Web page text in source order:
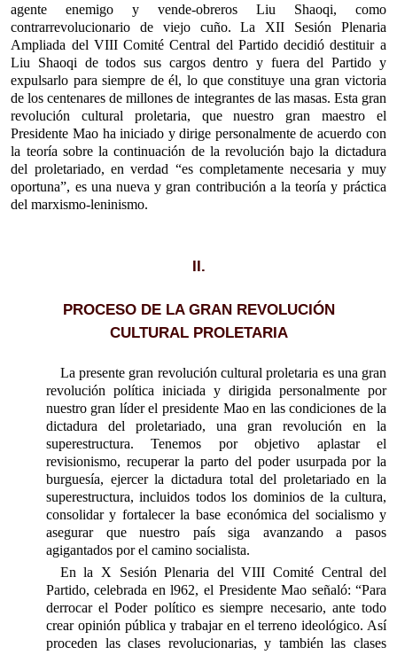
agente enemigo y vende-obreros Liu Shaoqi, como
contrarrevolucionario de viejo cuño. La XII Sesión Plenaria
Ampliada del VIII Comité Central del Partido decidió destituir a
Liu Shaoqi de todos sus cargos dentro y fuera del Partido y
expulsarlo para siempre de él, lo que constituye una gran victoria
de los centenares de millones de integrantes de las masas. Esta gran
revolución cultural proletaria, que nuestro gran maestro el
Presidente Mao ha iniciado y dirige personalmente de acuerdo con
la teoría sobre la continuación de la revolución bajo la dictadura
del proletariado, en verdad “es completamente necesaria y muy
oportuna”, es una nueva y gran contribución a la teoría y práctica
del marxismo-leninismo.
II.
PROCESO DE LA GRAN REVOLUCIÓN
CULTURAL PROLETARIA
La presente gran revolución cultural proletaria es una gran
revolución política iniciada y dirigida personalmente por
nuestro gran líder el presidente Mao en las condiciones de la
dictadura del proletariado, una gran revolución en la
superestructura. Tenemos por objetivo aplastar el
revisionismo, recuperar la parto del poder usurpada por la
burguesía, ejercer la dictadura total del proletariado en la
superestructura, incluidos todos los dominios de la cultura,
consolidar y fortalecer la base económica del socialismo y
asegurar que nuestro país siga avanzando a pasos
agigantados por el camino socialista.
En la X Sesión Plenaria del VIII Comité Central del
Partido, celebrada en l962, el Presidente Mao señaló: “Para
derrocar el Poder político es siempre necesario, ante todo
crear opinión pública y trabajar en el terreno ideológico. Así
proceden las clases revolucionarias, y también las clases